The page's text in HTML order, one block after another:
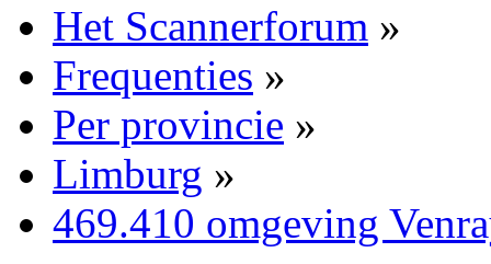
Het Scannerforum »
Frequenties »
Per provincie »
Limburg »
469.410 omgeving